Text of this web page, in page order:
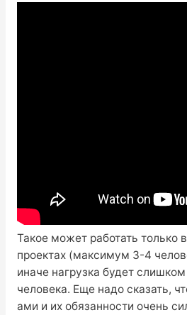
Такое может работать только
проектах (максимум 3-4
иначе нагрузка будет
человека. Еще надо сказать,
ами и их обязанности очень